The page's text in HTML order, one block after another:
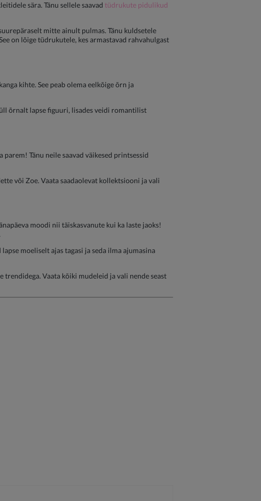
sära. Tänu sellele saavad tüdrukute pidulikud
mitte ainult pulmas. Tänu kuldsetele
on lõige tüdrukutele, kes armastavad rahvahulgast
kihte. See peab olema eelkõige õrn ja
õrnalt lapse figuuri, lisades veidi romantilist
Tänu neile saavad väikesed printsessid
või Zoe. Vaata saadaolevat kollektsiooni ja vali
moodi nii täiskasvanute kui ka laste jaoks!
moeliselt ajas tagasi ja seda ilma ajumasina
trendidega. Vaata kõiki mudeleid ja vali nende seast